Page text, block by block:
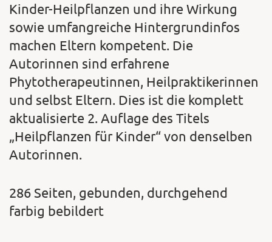
Kinder-Heilpflanzen und ihre Wirkung
sowie umfangreiche Hintergrundinfos
machen Eltern kompetent. Die
Autorinnen sind erfahrene
Phytotherapeutinnen, Heilpraktikerinnen
und selbst Eltern. Dies ist die komplett
aktualisierte 2. Auflage des Titels
„Heilpflanzen für Kinder“ von denselben
Autorinnen.
286 Seiten, gebunden, durchgehend
farbig bebildert